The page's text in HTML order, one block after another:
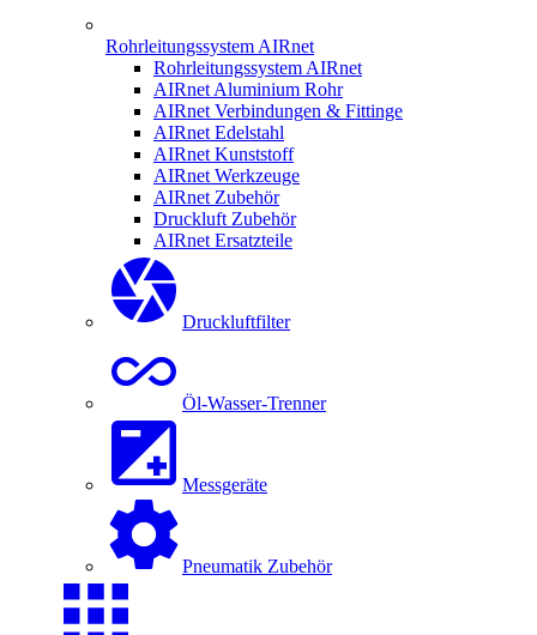
Rohrleitungssystem AIRnet
Rohrleitungssystem AIRnet
AIRnet Aluminium Rohr
AIRnet Verbindungen & Fittinge
AIRnet Edelstahl
AIRnet Kunststoff
AIRnet Werkzeuge
AIRnet Zubehör
Druckluft Zubehör
AIRnet Ersatzteile
Druckluftfilter
Öl-Wasser-Trenner
Messgeräte
Pneumatik Zubehör